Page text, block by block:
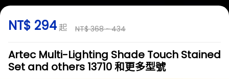
NT$ 294起 NT$ 368 ~ 434
Artec Multi-Lighting Shade Touch Stained
Set and others 13710 和更多型號